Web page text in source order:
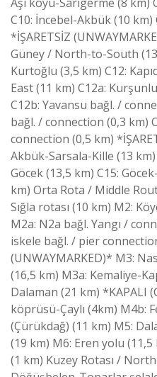
C10: İncebel-Akbük (10
*İŞARETSİZ
Güney / North-to-South
Kurtoğlu (3,5 km) C12:
East (11 km) C12a:
C12b: Yavansu bağl. /
bağl. / connection (0,3 km)
connection (0,5 km)
Akbük-Sarsala-Kille (13
Göcek (13,5 km) C15:
km) Orta Rota / Middle
Sığla rotası (10 km) M2:
M2a: N2a bağl. Yangı /
iskele bağl. / pier
(UNWAYMARKED)* M3:
(16,5 km) M3a: Kemaliye-
Dalaman (21 km) *KAPALI
köprüsü-Çaylı (4km) M4b:
(Çürükdağ) (11 km) M5:
(19 km) M6: Eren yolu (11,5
(1 km) Kuzey Rotası /